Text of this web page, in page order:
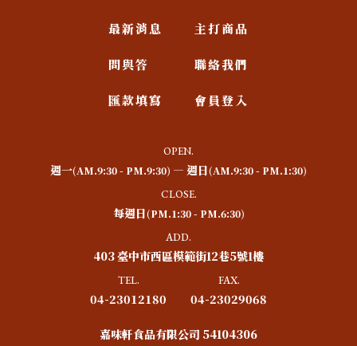
最新消息 主打商品
問與答 聯絡我們
匯款填寫 會員登入
OPEN.
週一(AM.9:30 - PM.9:30) ― 週日(AM.9:30 - PM.1:30)
CLOSE.
每週日(PM.1:30 - PM.6:30)
ADD.
403 臺中市西區模範街12巷5號1樓
TEL.
04-23012180
FAX.
04-23029068
嘉味軒食品有限公司 54104306